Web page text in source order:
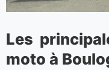
Les
moto à